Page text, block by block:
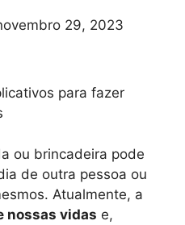
29, 2023
para fazer
ou brincadeira pode
de outra pessoa ou
Atualmente, a
nossas vidas e,